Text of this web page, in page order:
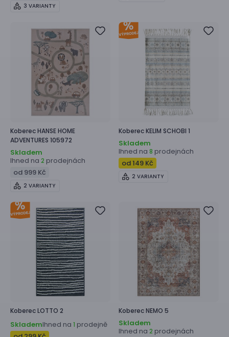
3 VARIANTY
KoberecHANSE HOME
ADVENTURES 105972
Skladem
Ihned na 2 prodejnách
od 999 Kč
2 VARIANTY
KoberecKELIM SCHOBI 1
Skladem
Ihned na 8 prodejnách
od 149 Kč
2 VARIANTY
KoberecLOTTO 2
SklademIhned na 1 prodejně
KoberecNEMO 5
Skladem
Ihned na 2 prodejnách